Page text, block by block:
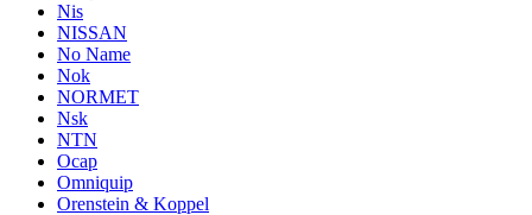
Nis
NISSAN
No Name
Nok
NORMET
Nsk
NTN
Ocap
Omniquip
Orenstein & Koppel